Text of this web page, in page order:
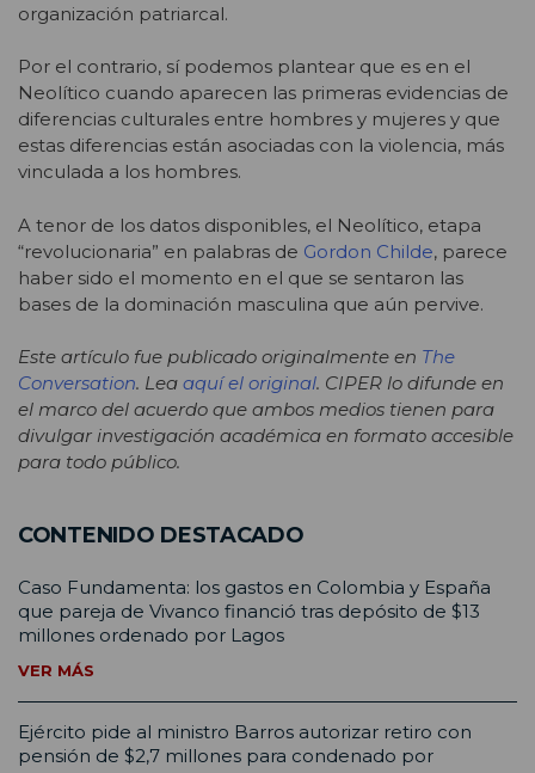
organización patriarcal.
Por el contrario, sí podemos plantear que es en el
Neolítico cuando aparecen las primeras evidencias de
diferencias culturales entre hombres y mujeres y que
estas diferencias están asociadas con la violencia, más
vinculada a los hombres.
A tenor de los datos disponibles, el Neolítico, etapa
“revolucionaria” en palabras de Gordon Childe, parece
haber sido el momento en el que se sentaron las
bases de la dominación masculina que aún pervive.
Este artículo fue publicado originalmente en The
Conversation. Lea aquí el original. CIPER lo difunde en
el marco del acuerdo que ambos medios tienen para
divulgar investigación académica en formato accesible
para todo público.
CONTENIDO DESTACADO
Caso Fundamenta: los gastos en Colombia y España
que pareja de Vivanco financió tras depósito de $13
millones ordenado por Lagos
VER MÁS
Ejército pide al ministro Barros autorizar retiro con
pensión de $2,7 millones para condenado por